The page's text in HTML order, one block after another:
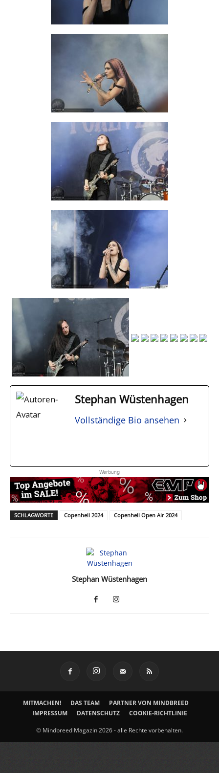
Stephan Wüstenhagen
Vollständige Bio ansehen
Werbung
SCHLAGWORTE Copenhell 2024 Copenhell Open Air 2024
Stephan Wüstenhagen
MITMACHEN! DAS TEAM
PARTNER VON MINDBREED
IMPRESSUM
DATENSCHUTZ COOKIE-RICHTLINIE
© Mindbreed Magazin 2026 - alle Rechte vorbehalten.